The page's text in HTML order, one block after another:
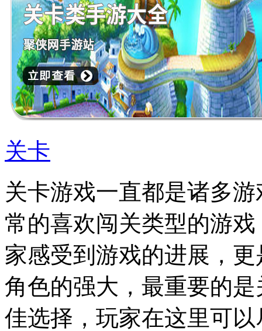
关卡
关卡游戏一直都是诸多
常的喜欢闯关类型的游
家感受到游戏的进展，
角色的强大，最重要的
佳选择，玩家在这里可